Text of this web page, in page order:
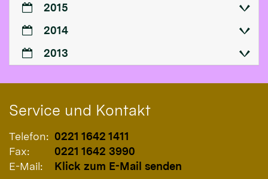
2015
2014
2013
Service und Kontakt
Telefon: 0221 1642 1411
Fax:
0221 1642 3990
E-Mail:
Klick zum E-Mail senden